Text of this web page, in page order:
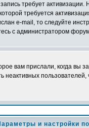
требует
требуется
e-mail, то следуйте
с администратором
вам прислали, когда вы
и настройки